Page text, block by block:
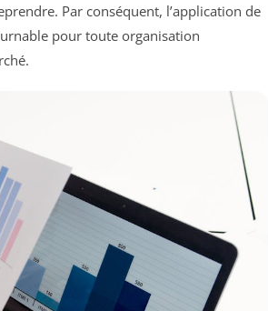
Par conséquent, l’application de
pour toute organisation